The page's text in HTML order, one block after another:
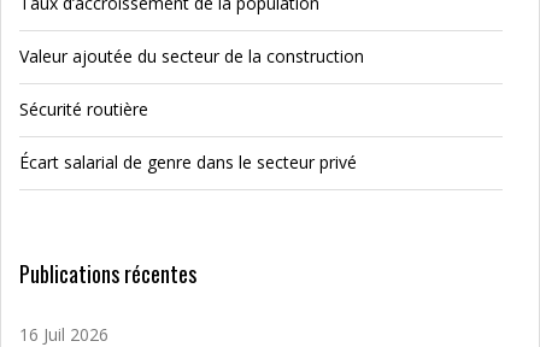
Valeur ajoutée du secteur de la construction
Sécurité routière
Écart salarial de genre dans le secteur privé
Publications récentes
16 Juil 2026